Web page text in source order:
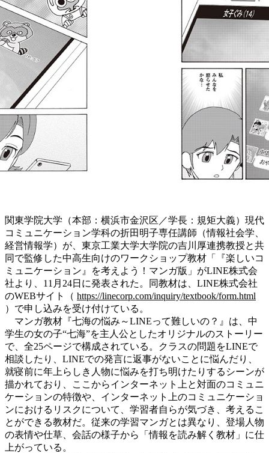
関東学院大学（本部：横浜市金沢区／学長：規矩大義）現代
コミュニケーション学科の折田明子専任講師（情報社会学、
経営情報学）が、東京工業大学大学院の吉川厚連携教授と共
同で監修した中高生向けのワークショップ教材「『楽しいコ
ミュニケーション』を考えよう！マンガ版」がLINE株式会
社より、11月24日に発表された。同教材は、LINE株式会社
のWEBサイト（ https://linecorp.com/inquiry/textbook/form.html
）で申し込みを受け付けている。
マンガ教材『七海の悩み～LINEって難しいの？』は、中
学生の女の子“七海”を主人公としたオリジナルのストーリー
で、全25ページで構成されている。クラスの問題をLINEで
相談したり、LINEでの発言に返事がないことに悩んだり、
就寝前に年上らしき人物に悩みを打ち明けたりするシーンが
描かれており、ここからインターネット上と対面のコミュニ
ケーションの特徴や、インターネット上のコミュニケーショ
ンにおけるリスクについて、学習者自らが気づき、考えるこ
とができる教材だ。従来の学習マンガとは異なり、登場人物
の表情や仕草、会話の様子から「情報を読み解く教材」に仕
上がっている。